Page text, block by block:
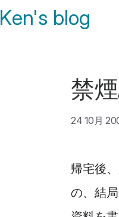
Ken's blog
禁
24 10月
帰宅後
の、結